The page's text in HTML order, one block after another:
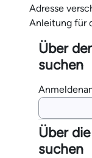
Adresse
Anleitung für
Über
Über
suchen
Über die
Über
suchen